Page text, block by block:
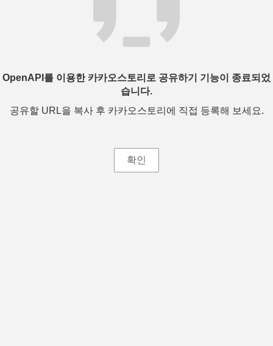
OpenAPI를 이용한 카카오스토리로 공유하기 기능이 종료되었
습니다.
공유할 URL을 복사 후 카카오스토리에 직접 등록해 보세요.
확인